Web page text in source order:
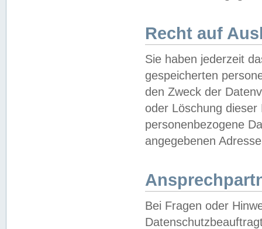
Recht auf
Sie haben jederzeit
gespeicherten
den Zweck der
oder Löschung
personenbezogene
angegebenen
Bei Fragen oder